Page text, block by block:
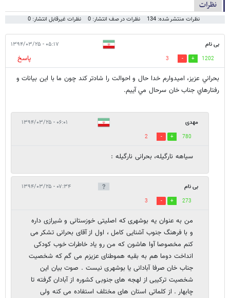
نظرات
نظرات منتشر شده: 134 نظرات در صف انتشار: 0 نظرات غیرقابل انتشار: 0
بی نام ۰۵:۱۷ - ۱۳۹۴/۰۳/۲۵
1202
3
پاسخ
بحراني عزيز، اميدوارم خدا حال و احوالت را شادتر كند چون ما با اين بيانات و
رفتارهاي جناب خان سرحال مي آييم.
مهدی ۰۶:۰۱ - ۱۳۹۴/۰۳/۲۵
780
2
سیاهه نارگیله، بحرانی نارگیله :
بی نام ۰۷:۳۴ - ۱۳۹۴/۰۳/۲۵
273
3
من به عنوان یه بوشهری که اصلیتی خوزستانی و شیرازی داره
و با فرهنگ جنوب آشنایی کامل ، اول از آقای بحرانی تشکر می
کنم مخصوصا آوا هاشون که من رو یاد خاطرات خوب کودکی
انداخت دوما هم به بقیه هموطنای عزیزم می گم که شخصیت
جناب خان صرفا آبادانی یا بوشهری نیست . صوت بیان این
شخصیت ترکیبی از لهجه های جنوبی کشوره از آبادان گرفته تا
چابهار . از کلماتی استان های مختلف استفاده می کنه ولی